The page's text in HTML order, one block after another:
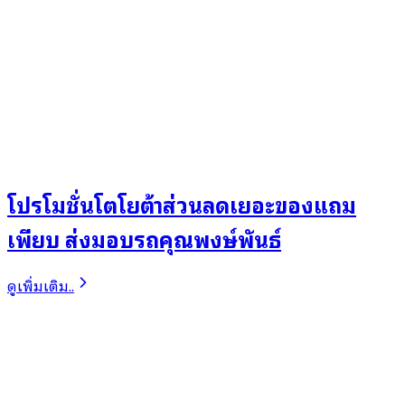
โปรโมชั่นโตโยต้าส่วนลดเยอะของแถม
เพียบ ส่งมอบรถคุณพงษ์พันธ์
ดูเพิ่มเติม..